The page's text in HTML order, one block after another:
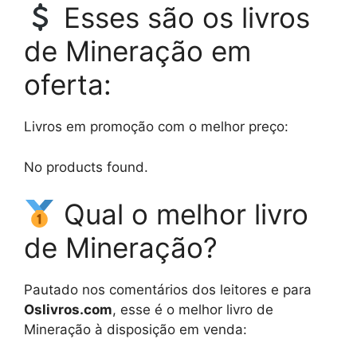
Esses são os livros
de Mineração em
oferta:
Livros em promoção com o melhor preço:
No products found.
Qual o melhor livro
de Mineração?
Pautado nos comentários dos leitores e para
Oslivros.com, esse é o melhor livro de
Mineração à disposição em venda: